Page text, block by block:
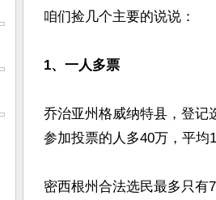
咱们捡几个主要的说说：
1、一人多票
乔治亚州格威纳特县，登记
参加投票的人多40万，平均1
密西根州合法选民最多只有